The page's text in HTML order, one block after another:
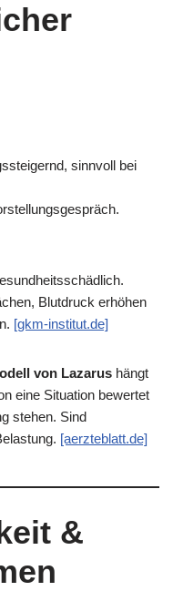
sinnvoll bei
Blutdruck erhöhen
[gkm-institut.de]
von Lazarus hängt
eine Situation bewertet
stehen. Sind
[aerzteblatt.de]
&